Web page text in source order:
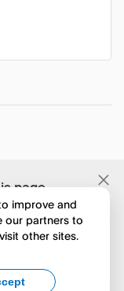
page
improve and
our partners to
other sites.